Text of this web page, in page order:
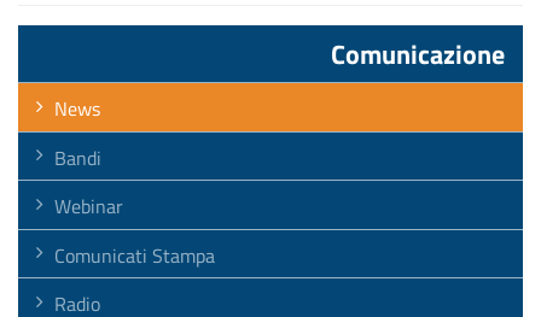
Comunicazione
News
Bandi
Webinar
Comunicati Stampa
Radio